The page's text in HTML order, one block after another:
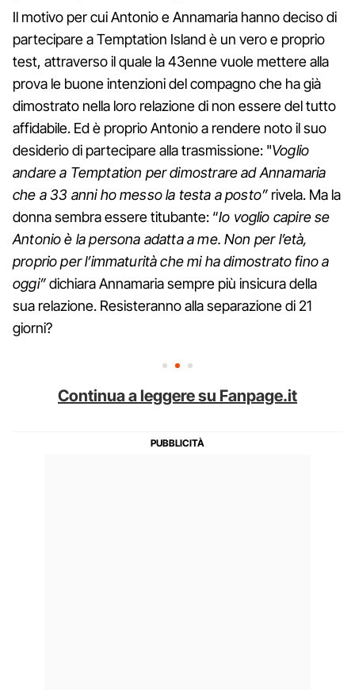
Il motivo per cui Antonio e Annamaria hanno deciso di
partecipare a Temptation Island è un vero e proprio
test, attraverso il quale la 43enne vuole mettere alla
prova le buone intenzioni del compagno che ha già
dimostrato nella loro relazione di non essere del tutto
affidabile. Ed è proprio Antonio a rendere noto il suo
desiderio di partecipare alla trasmissione: "Voglio
andare a Temptation per dimostrare ad Annamaria
che a 33 anni ho messo la testa a posto” rivela. Ma la
donna sembra essere titubante: “Io voglio capire se
Antonio è la persona adatta a me. Non per l’età,
proprio per l’immaturità che mi ha dimostrato fino a
oggi”dichiara Annamaria sempre più insicura della
sua relazione. Resisteranno alla separazione di 21
giorni?
Continua a leggere su Fanpage.it